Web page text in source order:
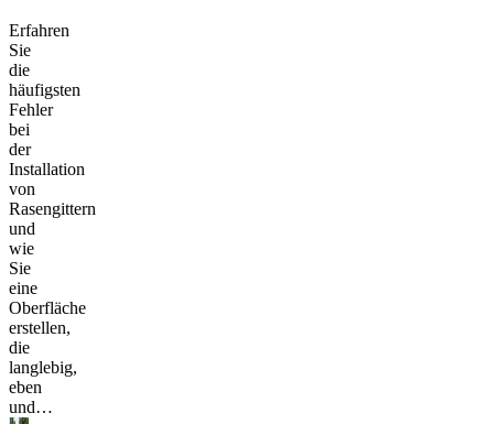
Erfahren
Sie
die
häufigsten
Fehler
bei
der
Installation
von
Rasengittern
und
wie
Sie
eine
Oberfläche
erstellen,
die
langlebig,
eben
und…